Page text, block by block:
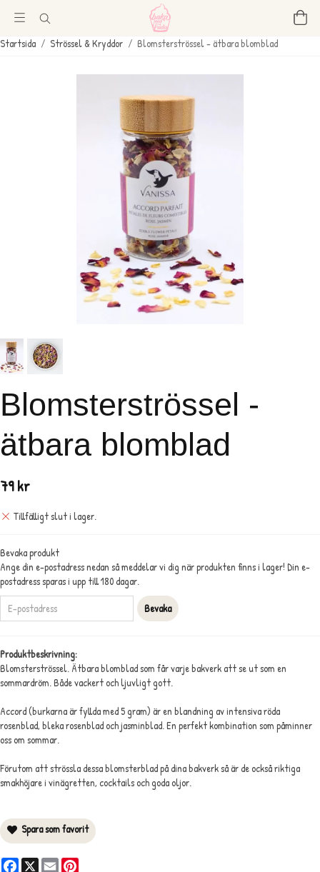
Startsida / Strössel & Kryddor / Blomsterströssel - ätbara blomblad
Blomsterströssel -
ätbara blomblad
79 kr
Tillfälligt slut i lager.
Bevaka produkt
Ange din e-postadress nedan så meddelar vi dig när produkten finns i lager! Din e-
postadress sparas i upp till 180 dagar.
Bevaka
Produktbeskrivning:
Blomsterströssel. Ätbara blomblad som får varje bakverk att se ut som en
sommardröm. Både vackert och ljuvligt gott.
Accord (burkarna är fyllda med 5 gram) är en blandning av intensiva röda
rosenblad, bleka rosenblad och jasminblad. En perfekt kombination som påminner
oss om sommar.
Förutom att strössla dessa blomsterblad på dina bakverk så är de också riktiga
smakhöjare i vinägretten, cocktails och goda oljor.
Spara som favorit
Facebook
X Email